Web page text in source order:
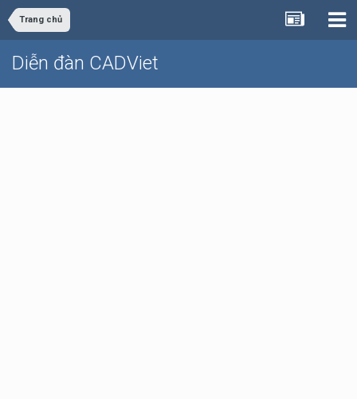
Trang chủ
Diễn đàn CADViet